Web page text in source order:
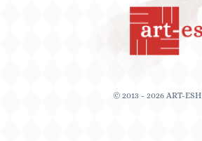
© 2013 - 2026 ART-ESH